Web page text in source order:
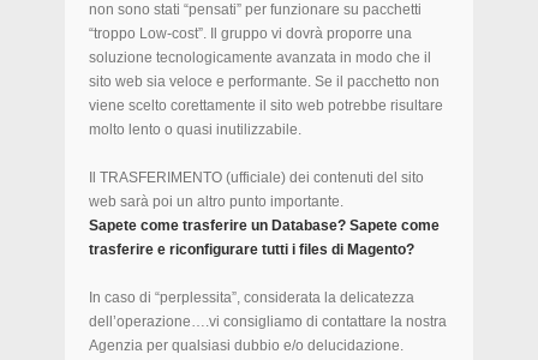
non sono stati “pensati” per funzionare su pacchetti
“troppo Low-cost”. Il gruppo vi dovrà proporre una
soluzione tecnologicamente avanzata in modo che il
sito web sia veloce e performante. Se il pacchetto non
viene scelto corettamente il sito web potrebbe risultare
molto lento o quasi inutilizzabile.
Il TRASFERIMENTO (ufficiale) dei contenuti del sito
web sarà poi un altro punto importante.
Sapete come trasferire un Database? Sapete come
trasferire e riconfigurare tutti i files di Magento?
In caso di “perplessita”, considerata la delicatezza
dell’operazione….vi consigliamo di contattare la nostra
Agenzia per qualsiasi dubbio e/o delucidazione.